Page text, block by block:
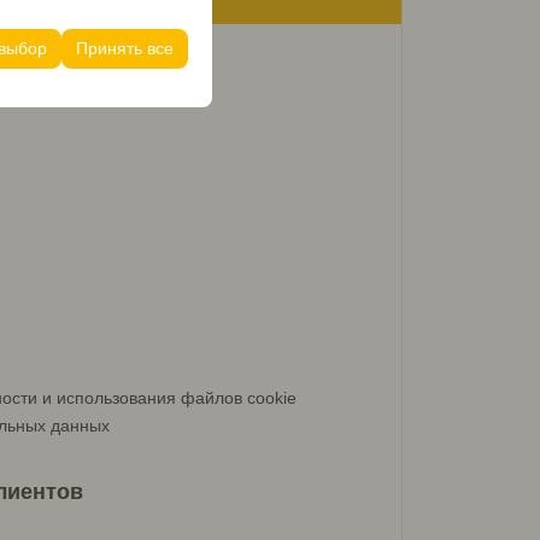
и других
Принять все
и использования файлов cookie
данных